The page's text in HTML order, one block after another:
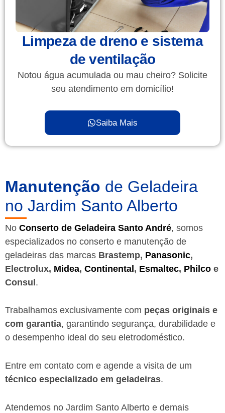
Limpeza de dreno e sistema
de ventilação
Notou água acumulada ou mau cheiro? Solicite
seu atendimento em domicílio!
Saiba Mais
Manutenção de Geladeira
no Jardim Santo Alberto
No Conserto de Geladeira Santo André, somos
especializados no conserto e manutenção de
geladeiras das marcas Brastemp, Panasonic,
Electrolux, Midea, Continental, Esmaltec, Philco e
Consul.
Trabalhamos exclusivamente com peças originais e
com garantia, garantindo segurança, durabilidade e
o desempenho ideal do seu eletrodoméstico.
Entre em contato com e agende a visita de um
técnico especializado em geladeiras.
Atendemos no Jardim Santo Alberto e demais